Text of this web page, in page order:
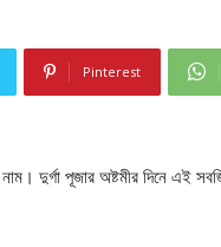
Pinterest
দুর্গা পূজার অষ্টমীর দিনে এই